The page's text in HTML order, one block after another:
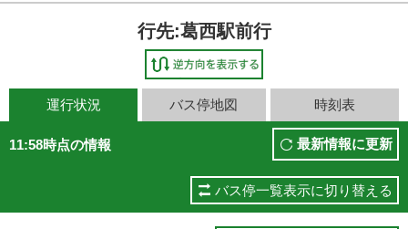
行先:葛西駅前行
運行状況 バス停地図 時刻表
11:58時点の情報 最新情報に更新
バス停一覧表示に切り替える
待ち